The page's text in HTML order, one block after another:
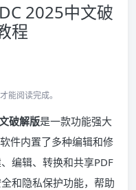
2025中文破
程
能阅读完成。
破解版是一款功能强大
件内置了多种编辑和修
编辑、转换和共享PDF
和隐私保护功能，帮助